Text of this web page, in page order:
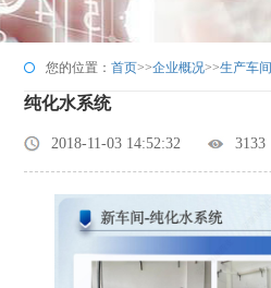
您的位置：首页>>企业概况>>生产车间
纯化水系统
2018-11-03 14:52:32 3133